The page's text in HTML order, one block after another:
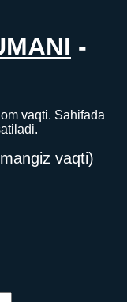
-
vaqti. Sahifada
vaqti)